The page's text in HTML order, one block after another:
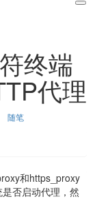
终端
代理
分
随笔
和https_proxy
否启动代理，然